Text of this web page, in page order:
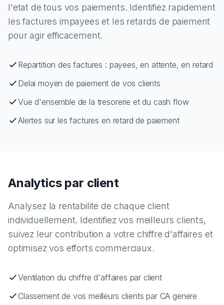
l'etat de tous vos paiements. Identifiez rapidement
les factures impayees et les retards de paiement
pour agir efficacement.
Repartition des factures : payees, en attente, en retard
Delai moyen de paiement de vos clients
Vue d'ensemble de la tresorerie et du cash flow
Alertes sur les factures en retard de paiement
Analytics par client
Analysez la rentabilite de chaque client
individuellement. Identifiez vos meilleurs clients,
suivez leur contribution a votre chiffre d'affaires et
optimisez vos efforts commerciaux.
Ventilation du chiffre d'affaires par client
Classement de vos meilleurs clients par CA genere